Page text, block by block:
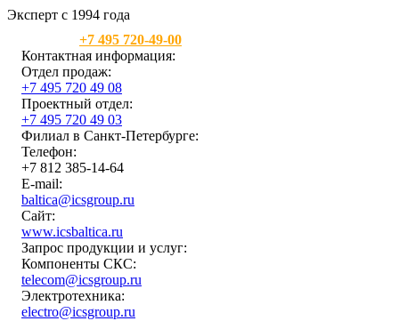
Эксперт с 1994 года
+7 495 720-49-00
Контактная информация:
Отдел продаж:
+7 495 720 49 08
Проектный отдел:
+7 495 720 49 03
Филиал в Санкт-Петербурге:
Телефон:
+7 812 385-14-64
E-mail:
baltica@icsgroup.ru
Сайт:
www.icsbaltica.ru
Запрос продукции и услуг:
Компоненты СКС:
telecom@icsgroup.ru
Электротехника:
electro@icsgroup.ru